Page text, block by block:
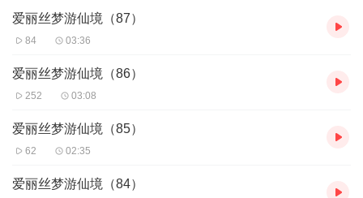
兔子寻找丢失的扇子和手套，她之后还帮三个园丁躲避红王后的迫
害，她还在荒诞的法庭上大声抗议国王和王后对好人的诬陷。在这
个奇幻疯狂的世界里，似乎只有爱丽丝是唯一清醒的人，她不断探
险，同时又不断追问“我是谁”，在探险的同时不断认识自我，不断成
长，终于成长为一个“大”姑娘的时候，猛然惊醒，才发现原来这一切
都是自己的一个梦境。
爱丽丝梦游仙境（87）
84 03:36
爱丽丝梦游仙境（86）
252 03:08
爱丽丝梦游仙境（85）
62 02:35
爱丽丝梦游仙境（84）